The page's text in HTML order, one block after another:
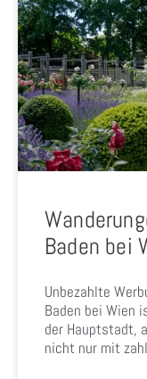
Baden bei
Unbezahlte
Baden bei Wien
der Hauptstadt,
nicht nur mit